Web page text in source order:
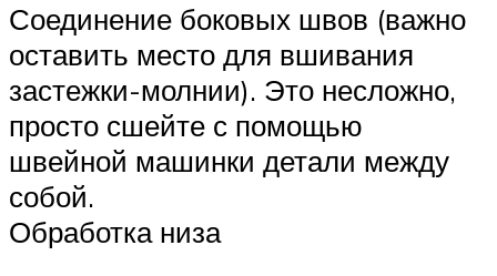
Соединение боковых швов (важно
оставить место для вшивания
застежки-молнии). Это несложно,
просто сшейте с помощью
швейной машинки детали между
собой.
Обработка низа